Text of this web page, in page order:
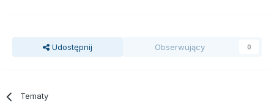
Udostępnij Obserwujący 0
Tematy